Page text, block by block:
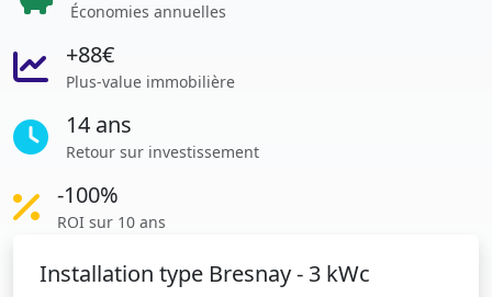
Économies annuelles
+88€
Plus-value immobilière
14 ans
Retour sur investissement
-100%
ROI sur 10 ans
Installation type Bresnay - 3 kWc